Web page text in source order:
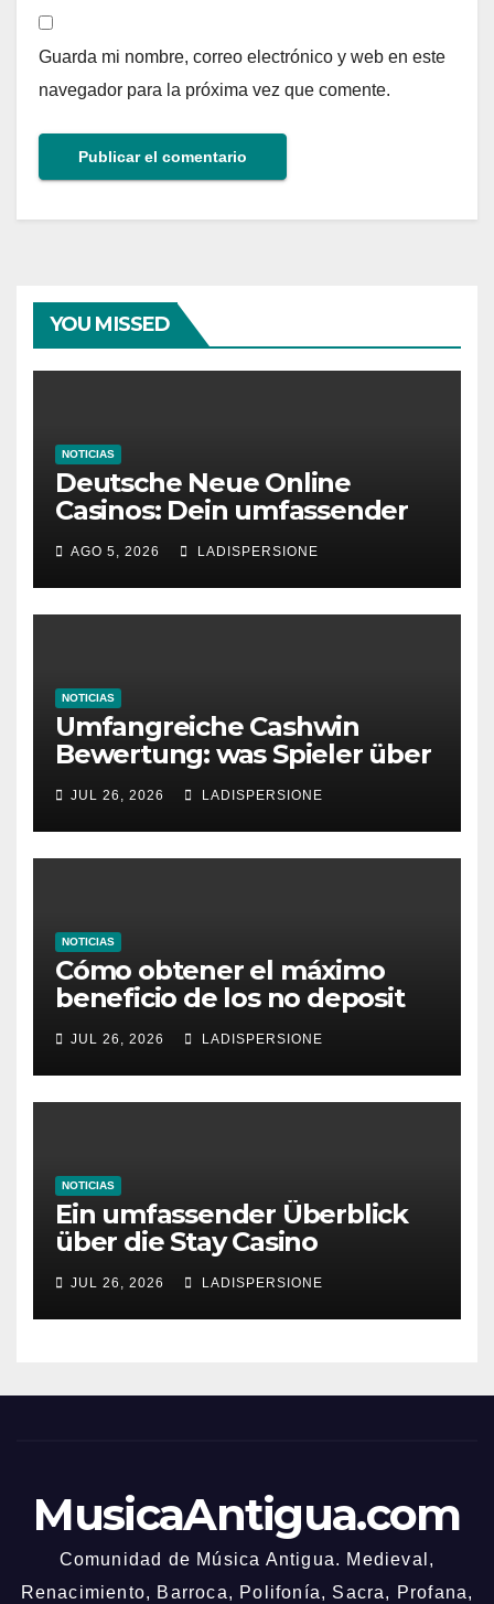
Guarda mi nombre, correo electrónico y web en este
navegador para la próxima vez que comente.
YOU MISSED
NOTICIAS
Deutsche Neue Online
Casinos: Dein umfassender
Glücksspielplattformen
AGO 5, 2026 LADISPERSIONE
NOTICIAS
Umfangreiche Cashwin
Bewertung: was Spieler über
JUL 26, 2026 LADISPERSIONE
NOTICIAS
Cómo obtener el máximo
beneficio de los no deposit
JUL 26, 2026 LADISPERSIONE
NOTICIAS
Ein umfassender Überblick
über die Stay Casino
JUL 26, 2026 LADISPERSIONE
MusicaAntigua.com
Comunidad de Música Antigua. Medieval,
Renacimiento, Barroca, Polifonía, Sacra, Profana,